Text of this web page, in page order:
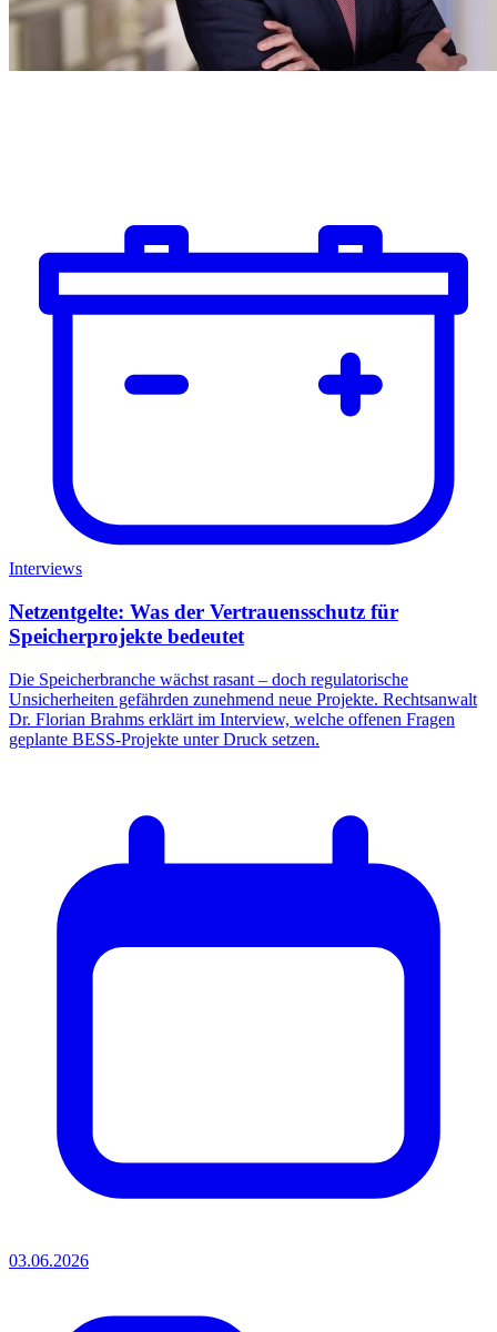
Interviews
Netzentgelte: Was der Vertrauensschutz für
Speicherprojekte bedeutet
Die Speicherbranche wächst rasant – doch regulatorische
Unsicherheiten gefährden zunehmend neue Projekte. Rechtsanwalt
Dr. Florian Brahms erklärt im Interview, welche offenen Fragen
geplante BESS-Projekte unter Druck setzen.
03.06.2026